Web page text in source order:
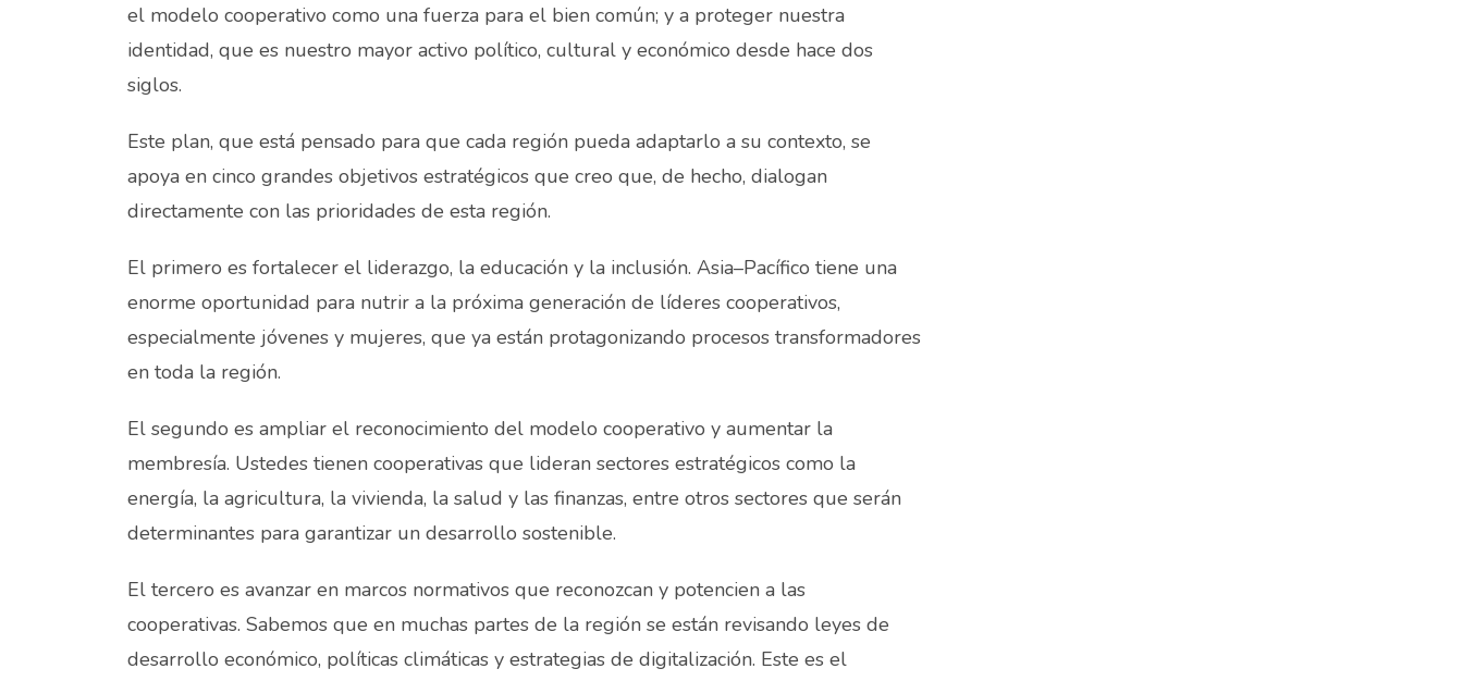
el modelo cooperativo como una fuerza para el bien común; y a proteger nuestra
identidad, que es nuestro mayor activo político, cultural y económico desde hace dos
siglos.
Este plan, que está pensado para que cada región pueda adaptarlo a su contexto, se
apoya en cinco grandes objetivos estratégicos que creo que, de hecho, dialogan
directamente con las prioridades de esta región.
El primero es fortalecer el liderazgo, la educación y la inclusión. Asia–Pacífico tiene una
enorme oportunidad para nutrir a la próxima generación de líderes cooperativos,
especialmente jóvenes y mujeres, que ya están protagonizando procesos transformadores
en toda la región.
El segundo es ampliar el reconocimiento del modelo cooperativo y aumentar la
membresía. Ustedes tienen cooperativas que lideran sectores estratégicos como la
energía, la agricultura, la vivienda, la salud y las finanzas, entre otros sectores que serán
determinantes para garantizar un desarrollo sostenible.
El tercero es avanzar en marcos normativos que reconozcan y potencien a las
cooperativas. Sabemos que en muchas partes de la región se están revisando leyes de
desarrollo económico, políticas climáticas y estrategias de digitalización. Este es el